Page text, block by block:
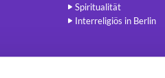
Spiritualität
Interreligiös in Berlin